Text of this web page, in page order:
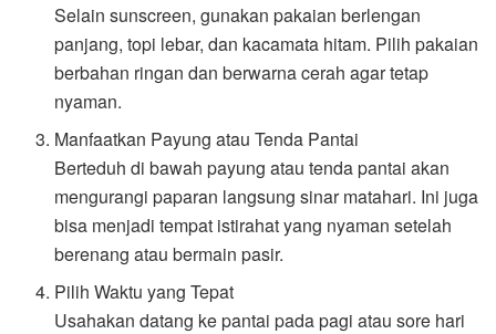
Selain sunscreen, gunakan pakaian berlengan
panjang, topi lebar, dan kacamata hitam. Pilih pakaian
berbahan ringan dan berwarna cerah agar tetap
nyaman.
Manfaatkan Payung atau Tenda Pantai
Berteduh di bawah payung atau tenda pantai akan
mengurangi paparan langsung sinar matahari. Ini juga
bisa menjadi tempat istirahat yang nyaman setelah
berenang atau bermain pasir.
Pilih Waktu yang Tepat
Usahakan datang ke pantai pada pagi atau sore hari